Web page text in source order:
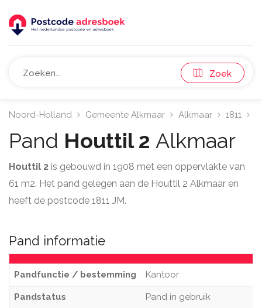
Zoek
Noord-Holland Gemeente Alkmaar Alkmaar 1811
Pand Houttil 2 Alkmaar
Houttil 2 is gebouwd in 1908 met een oppervlakte van
61 m2. Het pand gelegen aan de Houttil 2 Alkmaar en
heeft de postcode 1811 JM.
Pand informatie
Pandfunctie / bestemming Kantoor
Pandstatus Pand in gebruik